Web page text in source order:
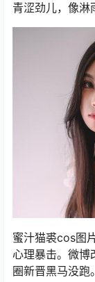
青涩劲儿，像淋
蜜汁猫裘cos图
心理暴击。微博
圈新晋黑马没